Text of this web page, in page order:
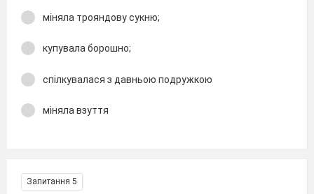
міняла трояндову сукню;
купувала борошно;
спілкувалася з давньою подружкою
міняла взуття
Запитання 5